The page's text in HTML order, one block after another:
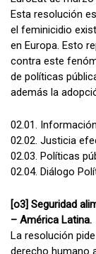
Esta resolución
el feminicidio
en Europa. Esto
contra este
de políticas
además la
02.01.
02.02. Justicia
02.03. Políticas
02.04. Diálogo
[o3] Seguridad
– América Latina.
La resolución
derecho humano